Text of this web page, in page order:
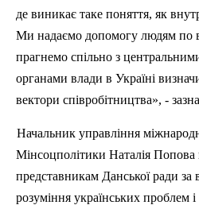
де виникає таке поняття, як
Ми надаємо допомогу людям по
прагнемо спільно з
органами влади в Україні
вектори співробітництва», -
Начальник управління
Мінсоцполітики Наталія Попова
представникам Данської ради за
розуміння українських проблем